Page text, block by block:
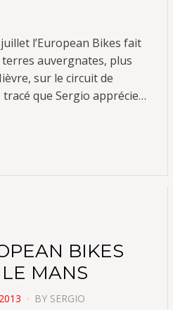
l’European Bikes fait
auvergnates, plus
sur le circuit de
que Sergio apprécie…
BIKES
LE MANS
BY SERGIO